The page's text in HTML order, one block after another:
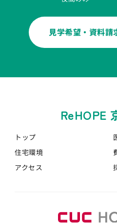
見学希望・資料請
ReHOPE
トップ
住宅環境
アクセス